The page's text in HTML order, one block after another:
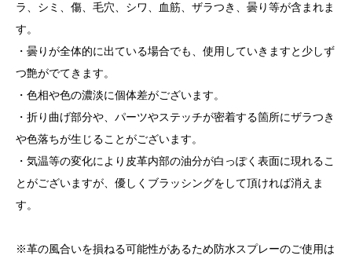
ラ、シミ、傷、毛穴、シワ、血筋、ザラつき、曇り等が含まれま
す。
・曇りが全体的に出ている場合でも、使用していきますと少しず
つ艶がでてきます。
・色相や色の濃淡に個体差がございます。
・折り曲げ部分や、パーツやステッチが密着する箇所にザラつき
や色落ちが生じることがございます。
・気温等の変化により皮革内部の油分が白っぽく表面に現れるこ
とがございますが、優しくブラッシングをして頂ければ消えま
す。
※革の風合いを損ねる可能性があるため防水スプレーのご使用は